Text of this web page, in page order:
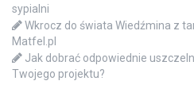
sypialni
Wkrocz do świata Wiedźmina z
Matfel.pl
Jak dobrać odpowiednie
Twojego projektu?